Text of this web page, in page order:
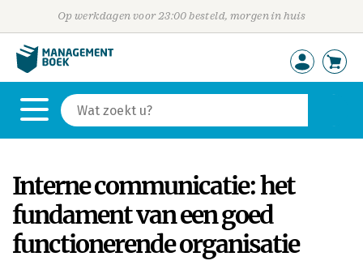
Op werkdagen voor 23:00 besteld, morgen in huis
Interne communicatie: het
fundament van een goed
functionerende organisatie